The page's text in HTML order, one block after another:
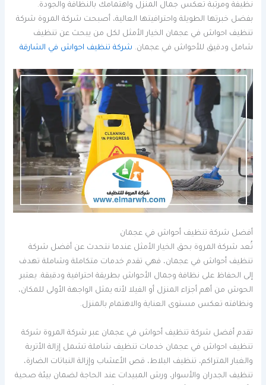
نظيفة ومرتبة تعكس جمال المنزل واهتمامك بالنظافة والجودة.
بفضل خبرتها الطويلة واحترافيتها العالية، أصبحت شركة المروة شركة
تنظيف احواش في عجمان الخيار الأمثل لكل من يبحث عن تنظيف
شامل ودقيق للأحواش في عجمان. شركة تنظيف احواش في الشارقة
أفضل شركة تنظيف أحواش في عجمان
تُعد شركة المروة بحق الخيار الأمثل عندما نتحدث عن أفضل شركة
تنظيف أحواش في عجمان، فهي تقدم خدمات متكاملة وشاملة تهدف
إلى الحفاظ على نظافة وجمال الأحواش بطريقة احترافية ودقيقة. يعتبر
الحوش من أهم أجزاء المنزل أو الفيلا لأنه يمثل الواجهة الأولى للمكان،
ونظافته تعكس مستوى العناية والاهتمام بالمنزل.
تقدم أفضل شركة تنظيف أحواش في عجمان عبر شركة المروة شركة
تنظيف احواش في عجمان خدمات تنظيف شاملة تشمل إزالة الأتربة
والغبار المتراكم، تنظيف البلاط، قص الأعشاب وإزالة النباتات الضارة،
تنظيف الجدران والأسوار، ورش المبيدات عند الحاجة لضمان بيئة صحية